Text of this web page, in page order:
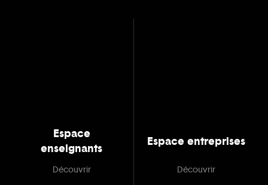
Espace
enseignants
Découvrir
Espace entreprises
Découvrir